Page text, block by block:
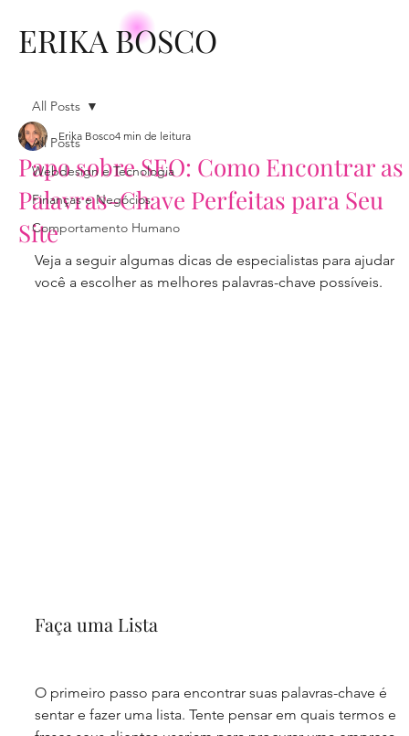
ERIKA BOSCO
All Posts
Webdesign e Tecnologia
Finanças e Negócios
Comportamento Humano
All Posts
Papo sobre SEO: Como Encontrar as
Palavras-Chave Perfeitas para Seu
Site
Erika Bosco4 min de leitura
Veja a seguir algumas dicas de especialistas para ajudar
você a escolher as melhores palavras-chave possíveis.
Faça uma Lista
O primeiro passo para encontrar suas palavras-chave é
sentar e fazer uma lista. Tente pensar em quais termos e